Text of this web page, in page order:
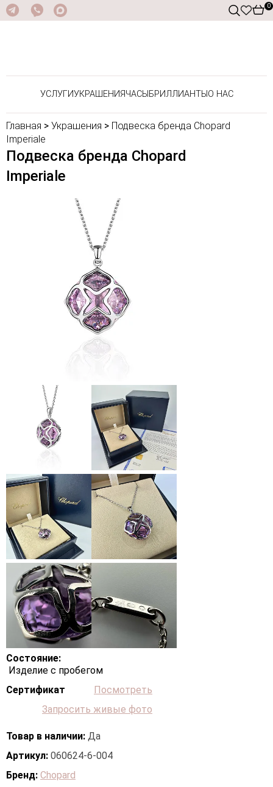
0
УСЛУГИУКРАШЕНИЯЧАСЫ БРИЛЛИАНТЫ О НАС
Главная > Украшения > Подвеска бренда Chopard
Imperiale
Подвеска бренда Chopard
Imperiale
Состояние:
Изделие с пробегом
Сертификат
Посмотреть
Запросить живые фото
Товар в наличии: Да
Артикул: 060624-6-004
Бренд: Chopard